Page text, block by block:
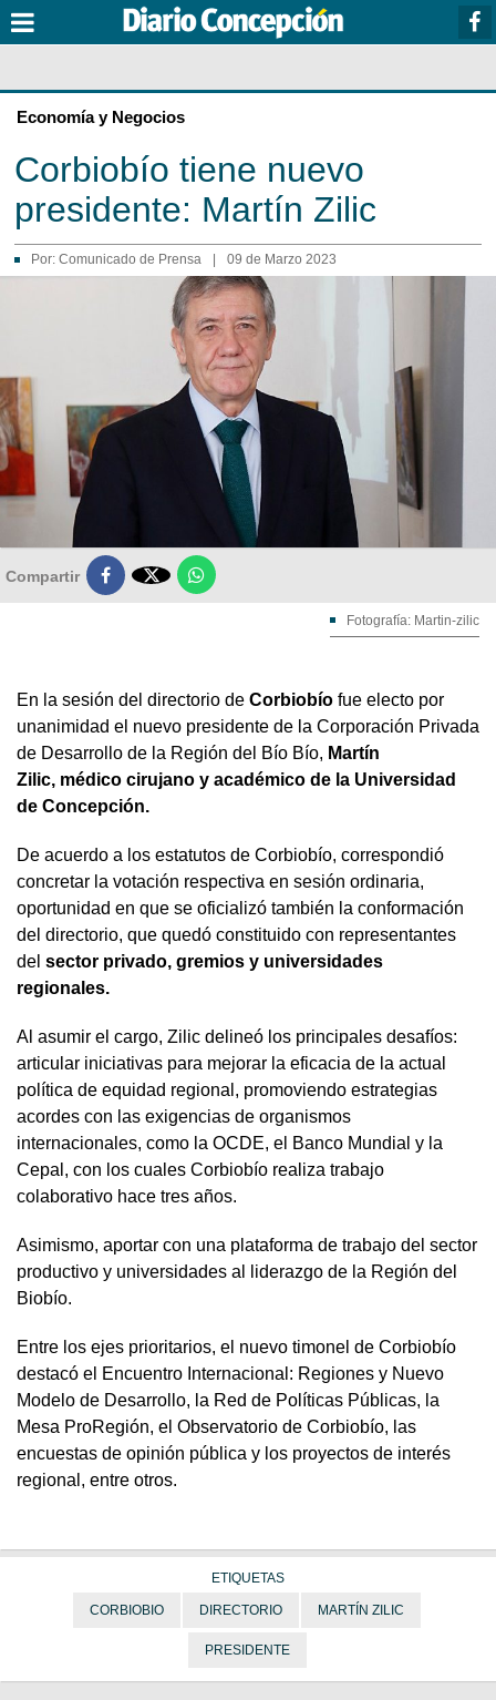
Economía y Negocios
Corbiobío tiene nuevo
presidente: Martín Zilic
Por: Comunicado de Prensa 09 de Marzo 2023
Compartir 
Fotografía: Martin-zilic
En la sesión del directorio de Corbiobío fue electo por
unanimidad el nuevo presidente de la Corporación Privada
de Desarrollo de la Región del Bío Bío, Martín
Zilic, médico cirujano y académico de la Universidad
de Concepción.
De acuerdo a los estatutos de Corbiobío, correspondió
concretar la votación respectiva en sesión ordinaria,
oportunidad en que se oficializó también la conformación
del directorio, que quedó constituido con representantes
del sector privado, gremios y universidades
regionales.
Al asumir el cargo, Zilic delineó los principales desafíos:
articular iniciativas para mejorar la eficacia de la actual
política de equidad regional, promoviendo estrategias
acordes con las exigencias de organismos
internacionales, como la OCDE, el Banco Mundial y la
Cepal, con los cuales Corbiobío realiza trabajo
colaborativo hace tres años.
Asimismo, aportar con una plataforma de trabajo del sector
productivo y universidades al liderazgo de la Región del
Biobío.
Entre los ejes prioritarios, el nuevo timonel de Corbiobío
destacó el Encuentro Internacional: Regiones y Nuevo
Modelo de Desarrollo, la Red de Políticas Públicas, la
Mesa ProRegión, el Observatorio de Corbiobío, las
encuestas de opinión pública y los proyectos de interés
regional, entre otros.
ETIQUETAS
CORBIOBIO DIRECTORIO MARTÍN ZILIC
PRESIDENTE